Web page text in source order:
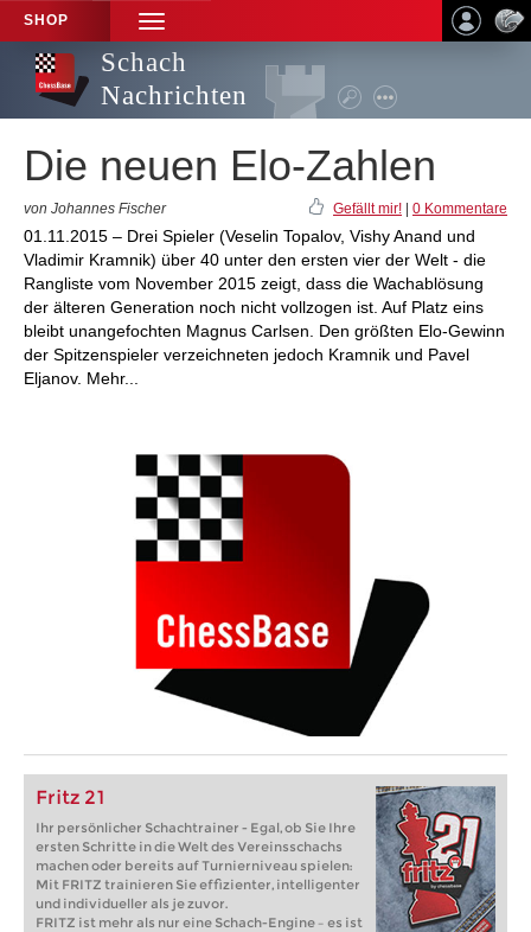
SHOP
TOGGLE
NAVIGATION
Schach
Nachrichten
Die neuen Elo-Zahlen
von Johannes Fischer Gefällt mir! 0 Kommentare
01.11.2015 – Drei Spieler (Veselin Topalov, Vishy Anand und
Vladimir Kramnik) über 40 unter den ersten vier der Welt - die
Rangliste vom November 2015 zeigt, dass die Wachablösung
der älteren Generation noch nicht vollzogen ist. Auf Platz eins
bleibt unangefochten Magnus Carlsen. Den größten Elo-Gewinn
der Spitzenspieler verzeichneten jedoch Kramnik und Pavel
Eljanov. Mehr...
Fritz 21
Ihr persönlicher Schachtrainer - Egal, ob Sie Ihre
ersten Schritte in die Welt des Vereinsschachs
machen oder bereits auf Turnierniveau spielen:
Mit FRITZ trainieren Sie effizienter, intelligenter
und individueller als je zuvor.
FRITZ ist mehr als nur eine Schach-Engine – es ist